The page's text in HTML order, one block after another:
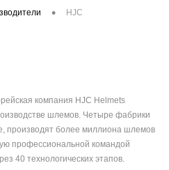
• HJC
компания HJC Helmets
шлемов. Четыре фабрики
производят более миллиона шлемов
профессиональной командой
40 технологических этапов.